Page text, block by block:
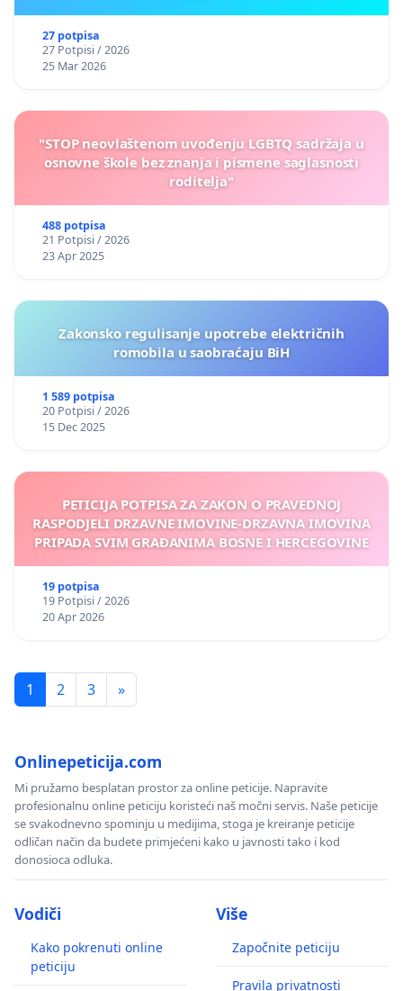
27 potpisa
27 Potpisi / 2026
25 Mar 2026
"STOP neovlaštenom uvođenju LGBTQ sadržaja u
osnovne škole bez znanja i pismene saglasnosti
roditelja"
488 potpisa
21 Potpisi / 2026
23 Apr 2025
Zakonsko regulisanje upotrebe električnih
romobila u saobraćaju BiH
1 589 potpisa
20 Potpisi / 2026
15 Dec 2025
PETICIJA POTPISA ZA ZAKON O PRAVEDNOJ
RASPODJELI DRZAVNE IMOVINE-DRZAVNA IMOVINA
PRIPADA SVIM GRAĐANIMA BOSNE I HERCEGOVINE
19 potpisa
19 Potpisi / 2026
20 Apr 2026
1 2 3 »
Onlinepeticija.com
Mi pružamo besplatan prostor za online peticije. Napravite
profesionalnu online peticiju koristeći naš močni servis. Naše peticije
se svakodnevno spominju u medijima, stoga je kreiranje peticije
odličan način da budete primjećeni kako u javnosti tako i kod
donosioca odluka.
Vodiči
Kako pokrenuti online
peticiju
Više
Započnite peticiju
Pravila privatnosti